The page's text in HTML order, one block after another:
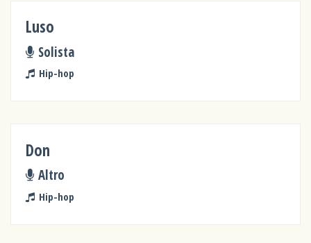
Luso
Solista
Hip-hop
Don
Altro
Hip-hop